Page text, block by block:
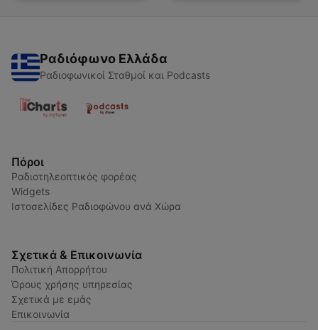
Ραδιόφωνο Ελλάδα
Ραδιοφωνικοί Σταθμοί και Podcasts
Πόροι
Ραδιοτηλεοπτικός φορέας
Widgets
Ιστοσελίδες Ραδιοφώνου ανά Χώρα
Σχετικά & Επικοινωνία
Πολιτική Απορρήτου
Όρους χρήσης υπηρεσίας
Σχετικά με εμάς
Επικοινωνία